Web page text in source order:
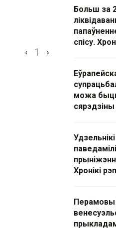
‹ 1 ›
Больш за
спісу.
можа
Хронікі
Перамовы